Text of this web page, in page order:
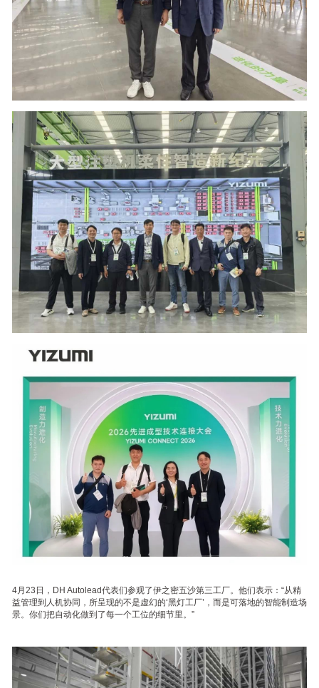
4月23日，DH Autolead代表们参观了伊之密五沙第三工厂。他们表示：“从精
益管理到人机协同，所呈现的不是虚幻的‘黑灯工厂’，而是可落地的智能制造场
景。你们把自动化做到了每一个工位的细节里。”